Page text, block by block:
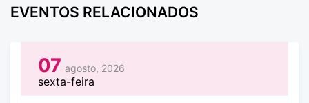
EVENTOS RELACIONADOS
07 agosto, 2026
sexta-feira